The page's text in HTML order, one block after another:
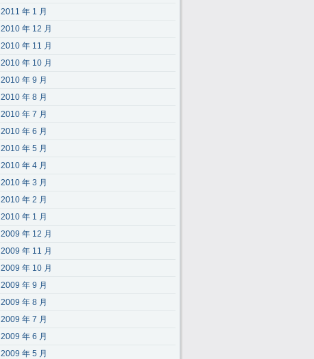
2011 年 1 月
2010 年 12 月
2010 年 11 月
2010 年 10 月
2010 年 9 月
2010 年 8 月
2010 年 7 月
2010 年 6 月
2010 年 5 月
2010 年 4 月
2010 年 3 月
2010 年 2 月
2010 年 1 月
2009 年 12 月
2009 年 11 月
2009 年 10 月
2009 年 9 月
2009 年 8 月
2009 年 7 月
2009 年 6 月
2009 年 5 月